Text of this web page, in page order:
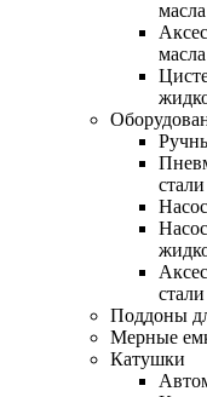
масла
стали
стали
Поддоны
Мерные
Катушки